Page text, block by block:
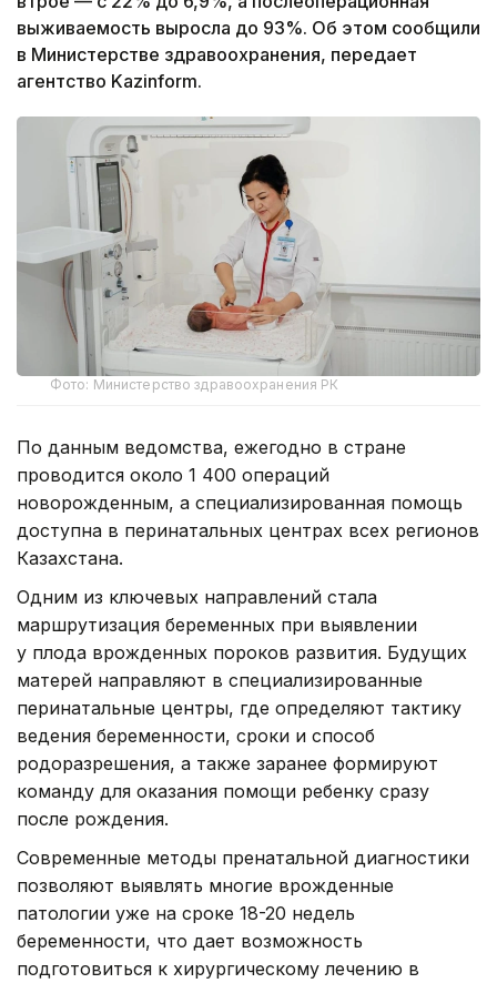
выживаемость выросла до 93%. Об этом сообщили
в Министерстве здравоохранения, передает
агентство Kazinform.
Фото: Министерство здравоохранения РК
По данным ведомства, ежегодно в стране
проводится около 1 400 операций
новорожденным, а специализированная помощь
доступна в перинатальных центрах всех регионов
Казахстана.
Одним из ключевых направлений стала
маршрутизация беременных при выявлении
у плода врожденных пороков развития. Будущих
матерей направляют в специализированные
перинатальные центры, где определяют тактику
ведения беременности, сроки и способ
родоразрешения, а также заранее формируют
команду для оказания помощи ребенку сразу
после рождения.
Современные методы пренатальной диагностики
позволяют выявлять многие врожденные
патологии уже на сроке 18-20 недель
беременности, что дает возможность
подготовиться к хирургическому лечению в